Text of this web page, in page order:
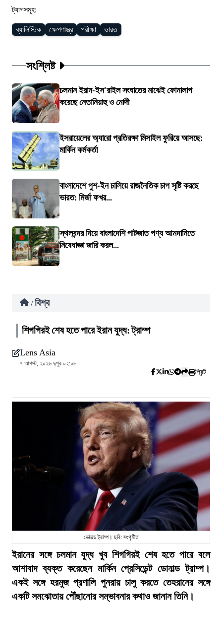
ট্যাগসমূহ:
ব্যালিস্টিক ক্ষেপণাস্ত্র পরীক্ষা ভারত
সংশ্লিষ্ট
চলমান ইরান-ইস'রাইল সংঘাতের মাঝেই ফোনালাপ
করেছে নেতানিয়াহু ও মোদী
ইসরায়েলের অ্যারো প্রতিরক্ষা মিসাইল ফুরিয়ে আসছে:
মার্কিন কর্মকর্তা
বাংলাদেশে পুশ-ইন চালিয়ে রাজনৈতিক চাপ সৃষ্টি করছে
ভারত: মির্জা ফখর...
স্থলবন্দর দিয়ে বাংলাদেশি পাটজাত পণ্য আমদানিতে
নিষেধাজ্ঞা জারি করল...
/ বিশ্ব
শিগগিরই শেষ হতে পারে ইরান যুদ্ধ: ট্রাম্প
Lens Asia
৭ আগস্ট, ২০২৬ দুপুর ০২:০৮
প্রিন্ট
ডোনাল্ড ট্রাম্প। ছবি: সংগৃহীত
ইরানের সঙ্গে চলমান যুদ্ধ খুব শিগগিরই শেষ হতে পারে বলে
আশাবাদ ব্যক্ত করেছেন মার্কিন প্রেসিডেন্ট ডোনাল্ড ট্রাম্প।
একই সঙ্গে হরমুজ প্রণালি পুনরায় চালু করতে তেহরানের সঙ্গে
একটি সমঝোতায় পৌঁছানোর সম্ভাবনার কথাও জানান তিনি।